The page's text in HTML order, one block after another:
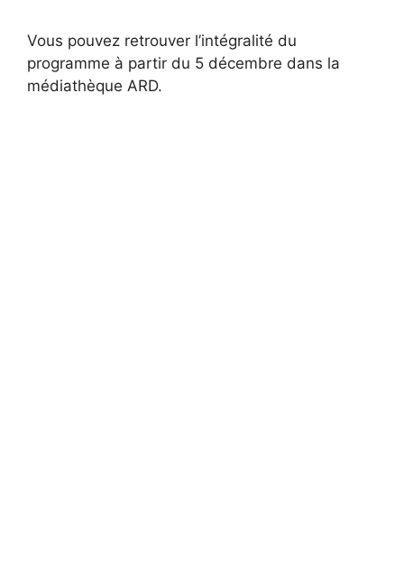
Vous pouvez retrouver l’intégralité du
programme à partir du 5 décembre dans la
médiathèque ARD.